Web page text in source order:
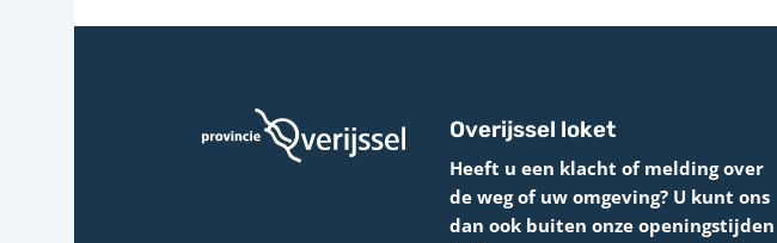
Overijssel loket
Heeft u een klacht of melding over
de weg of uw omgeving? U kunt ons
dan ook buiten onze openingstijden